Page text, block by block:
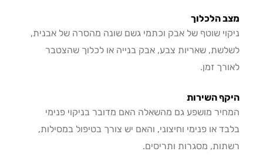
הלכלוך
שוטף של אבק וכתמי גשם שונה מהסרה של אבנית,
שאריות צבע, אבק בנייה או לכלוך שהצטבר
זמן.
השירות
מושפע גם מהשאלה האם מדובר בניקוי פנימי
או פנימי וחיצוני, והאם יש צורך בטיפול במסילות,
מסגרות ותריסים.